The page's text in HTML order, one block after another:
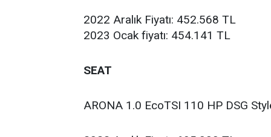
2022 Aralık Fiyatı: 452.568 TL
2023 Ocak fiyatı: 454.141 TL
SEAT
ARONA 1.0 EcoTSI 110 HP DSG